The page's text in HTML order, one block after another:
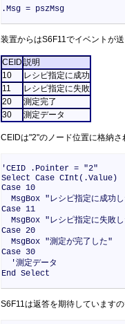
.Msg = pszMsg
装置からはS6F11でイベントが
CEID 説明
10
レシピ指定に成功
11
レシピ指定に失敗
20
測定完了
30
測定データ
CEIDは"2"のノード位置に格納
'CEID .Pointer = "2"
Select Case CInt(.Value)
Case 10
MsgBox "レシピ指定に成功
Case 11
MsgBox "レシピ指定に失敗
Case 20
MsgBox "測定が完了した"
Case 30
'測定データ
End Select
S6F11は返答を期待しています